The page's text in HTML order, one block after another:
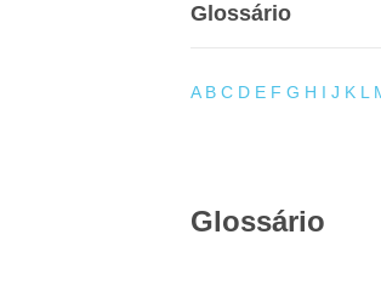
Glossário
A B C D E F G H I J K L
Glossário